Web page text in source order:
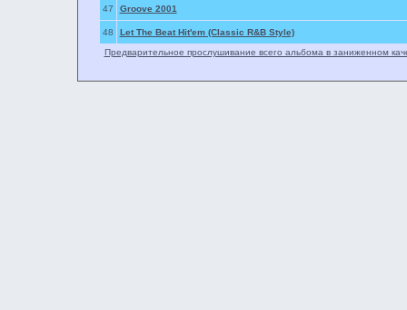
47 Groove 2001
48
Let The Beat Hit'em (Classic R&B Style)
Предварительное прослушивание всего альбома в заниженном